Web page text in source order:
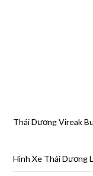
Thái Dương Vireak
Hình Xe Thái Dương